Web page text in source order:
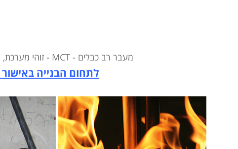
מעבר רב כבלים - MCT - זוהי מערכת, שנעשה בה שימוש במגוון סוגי פרויקטים, המבטיחה
לתחום הבנייה